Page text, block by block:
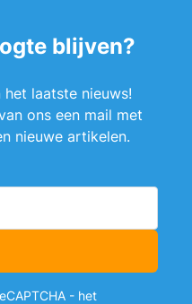
blijven?
laatste nieuws!
ons een mail met
nieuwe artikelen.
- het